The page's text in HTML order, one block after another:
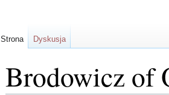
Brodowicz of
Strona Dyskusja